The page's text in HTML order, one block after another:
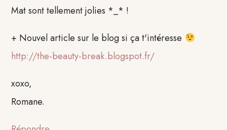
Mat sont tellement jolies *_* !
+ Nouvel article sur le blog si ça t'intéresse
http://the-beauty-break.blogspot.fr/
xoxo,
Romane.